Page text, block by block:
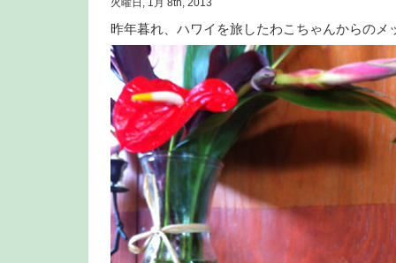
火曜日, 1月 8th, 2013
昨年暮れ、ハワイを旅したわこちゃんからのメ